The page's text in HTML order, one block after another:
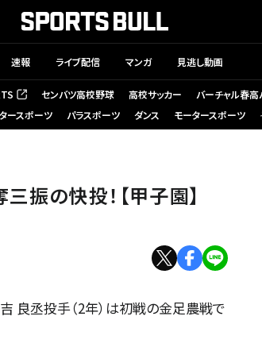
速報 ライブ配信 マンガ 見逃し動画
開く） センバツ高校野球 高校サッカー バーチャル春高
ースポーツ パラスポーツ ダンス モータースポーツ
の快投！【甲子園】
良丞投手（2年）は初戦の金足農戦で